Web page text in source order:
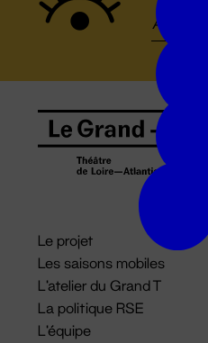
Le projet
Les saisons mobiles
L'atelier du Grand T
La politique RSE
L'équipe